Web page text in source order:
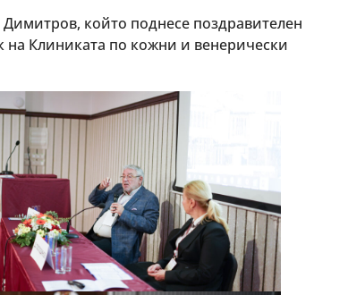
който поднесе поздравителен
на Клиниката по кожни и венерически